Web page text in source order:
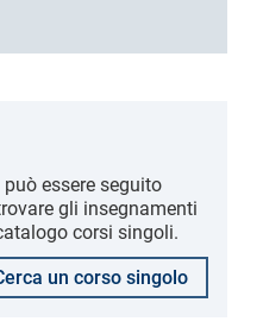
essere seguito
gli insegnamenti
corsi singoli.
un corso singolo